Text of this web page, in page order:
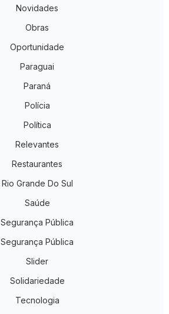
Novidades
Obras
Oportunidade
Paraguai
Paraná
Polícia
Política
Relevantes
Restaurantes
Rio Grande Do Sul
Saúde
Segurança Pública
Segurança Pública
Slider
Solidariedade
Tecnologia